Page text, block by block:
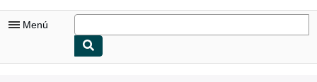
Menú